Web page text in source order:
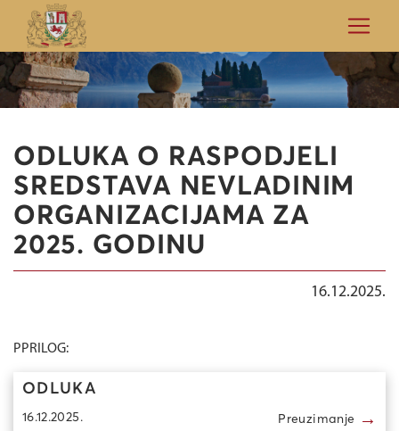
ODLUKA O RASPODJELI
SREDSTAVA NEVLADINIM
ORGANIZACIJAMA ZA
2025. GODINU
16.12.2025.
PPRILOG:
ODLUKA
16.12.2025. Preuzimanje →